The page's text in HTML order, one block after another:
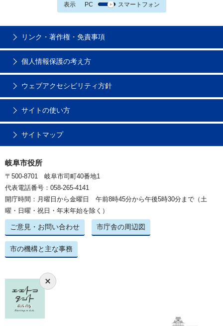
表示 PC スマートフォン
リンク・著作権・免責事項
個人情報保護の考え方
ウェブアクセシビリティ方針
サイトの使い方
サイトマップ
岐阜市役所
〒500-8701 岐阜市司町40番地1
代表電話番号：058-265-4141
開庁時間：月曜日から金曜日 午前8時45分から午後5時30分まで（土
曜・日曜・祝日・年末年始を除く）
ご意見・お問い合わせ 市庁舎の周辺図
市の機構と主な事務